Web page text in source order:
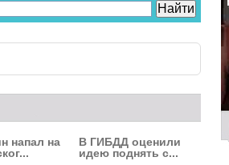
напал на
В ГИБДД оценили
идею поднять с...